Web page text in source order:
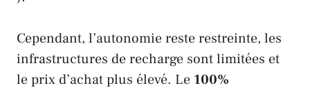
Cependant, l’autonomie reste restreinte, les
infrastructures de recharge sont limitées et
le prix d’achat plus élevé. Le 100%